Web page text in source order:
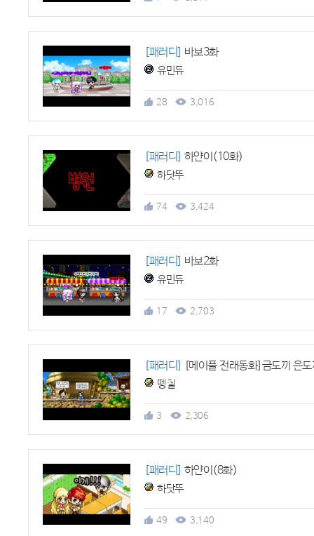
[패러디] 바보3화
유민듀
28 3,016
[패러디] 하얀이(10화)
하닷뚜
74 3,424
[패러디] 바보2화
유민듀
17 2,703
[패러디] [메이플 전래동화]금도끼 은
뗑췰
3 2,306
[패러디] 하얀이(8화)
하닷뚜
49 3,140